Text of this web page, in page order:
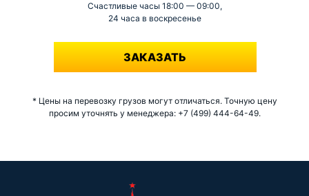
Счастливые часы 18:00 — 09:00,
24 часа в воскресенье
-
ЗАКАЗАТЬ
* Цены на перевозку грузов могут отличаться. Точную цену
просим уточнять у менеджера: +7 (499) 444-64-49.